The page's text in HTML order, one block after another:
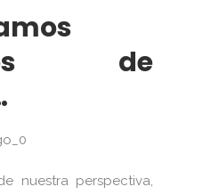
de
nuestra perspectiva,